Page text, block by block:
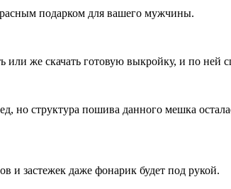
подарком для вашего мужчины.
же скачать готовую выкройку, и по ней
но структура пошива данного мешка
и застежек даже фонарик будет под рукой.